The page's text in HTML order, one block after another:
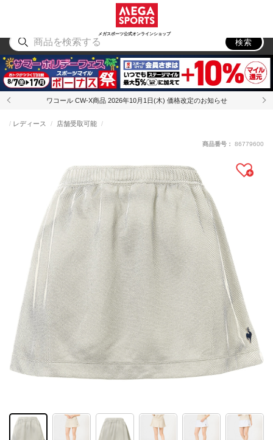
メガスポーツ公式オンラインショップ
アウトドア
検索
ワコール CW-X商品 2026年10月1日(木) 価格改定のお知らせ
レディース 店舗受取可能
商品番号： 86779600